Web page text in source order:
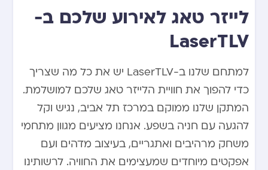
לייזר טאג לאירוע שלכם ב-
LaserTLV
למתחם שלנו ב-LaserTLV יש את כל מה שצריך
כדי להפוך את חוויית הלייזר טאג שלכם למושלמת.
המתקן שלנו ממוקם במרכז תל אביב, נגיש וקל
להגעה עם חניה בשפע. אנחנו מציעים מגוון מתחמי
משחק מרהיבים ואתגריים, בעיצוב מדהים ועם
אפקטים מיוחדים שמעצימים את החוויה. לרשותינו